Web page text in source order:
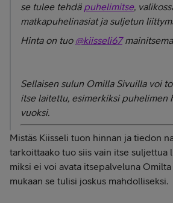
se tulee tehdä puhelimitse,
matkapuhelinasiat ja suljetun
Hinta on tuo @kiisseli67
Sellaisen sulun Omilla Sivuilla voi
itse laitettu, esimerkiksi puhelimen
vuoksi.
Mistäs Kiisseli tuon hinnan ja tiedon
tarkoittaako tuo siis vain itse suljettua
miksi ei voi avata itsepalveluna
mukaan se tulisi joskus mahdolliseksi.